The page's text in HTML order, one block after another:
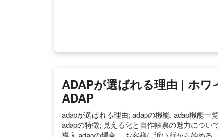
ADAPが選ばれる理由 | ホ
ADAP
adapが選ばれる理由; adapの機能. adap機能一
adapの特徴; 見える化と自作帳票の魅力につい
導入 adapの場合 ―お客様に近い所から始める